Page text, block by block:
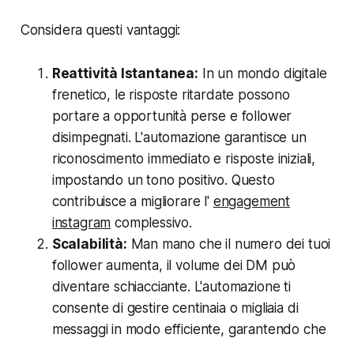
Considera questi vantaggi:
Reattività Istantanea: In un mondo digitale
frenetico, le risposte ritardate possono
portare a opportunità perse e follower
disimpegnati. L'automazione garantisce un
riconoscimento immediato e risposte iniziali,
impostando un tono positivo. Questo
contribuisce a migliorare l' engagement
instagram complessivo.
Scalabilità: Man mano che il numero dei tuoi
follower aumenta, il volume dei DM può
diventare schiacciante. L'automazione ti
consente di gestire centinaia o migliaia di
messaggi in modo efficiente, garantendo che